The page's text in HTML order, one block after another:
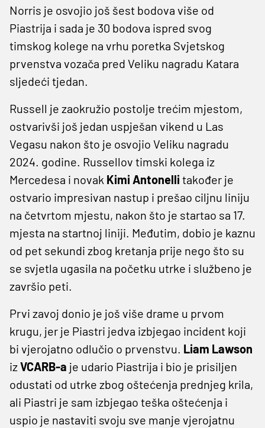
Norris je osvojio još šest bodova više od
Piastrija i sada je 30 bodova ispred svog
timskog kolege na vrhu poretka Svjetskog
prvenstva vozača pred Veliku nagradu Katara
sljedeći tjedan.
Russell je zaokružio postolje trećim mjestom,
ostvarivši još jedan uspješan vikend u Las
Vegasu nakon što je osvojio Veliku nagradu
2024. godine. Russellov timski kolega iz
Mercedesa i novak Kimi Antonelli također je
ostvario impresivan nastup i prešao ciljnu liniju
na četvrtom mjestu, nakon što je startao sa 17.
mjesta na startnoj liniji. Međutim, dobio je kaznu
od pet sekundi zbog kretanja prije nego što su
se svjetla ugasila na početku utrke i službeno je
završio peti.
Prvi zavoj donio je još više drame u prvom
krugu, jer je Piastri jedva izbjegao incident koji
bi vjerojatno odlučio o prvenstvu. Liam Lawson
izVCARB-a je udario Piastrija i bio je prisiljen
odustati od utrke zbog oštećenja prednjeg krila,
ali Piastri je sam izbjegao teška oštećenja i
uspio je nastaviti svoju sve manje vjerojatnu